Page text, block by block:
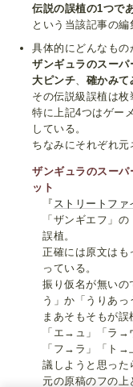
伝説の誤植の1つで
という当該記事の編
具体的にどんなもの
ザンギュラのスーパ
大ピンチ、 確かみて
その伝説級誤植は枚
特に上記4つはゲー
している。
ちなみにそれぞれ元
ザンギュラのスー
ット
『 ストリートファ
「ザンギエフ」
誤植。
正確には原文はも
っている。
振り仮名が無いの
う」か「うりあっ
まあそもそもが誤
「エ→ュ」「ラ→
「フ→ラ」「ト→
議しようと思った
元の原稿のフの上